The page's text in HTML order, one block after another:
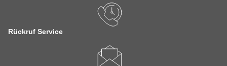
Rückruf Service